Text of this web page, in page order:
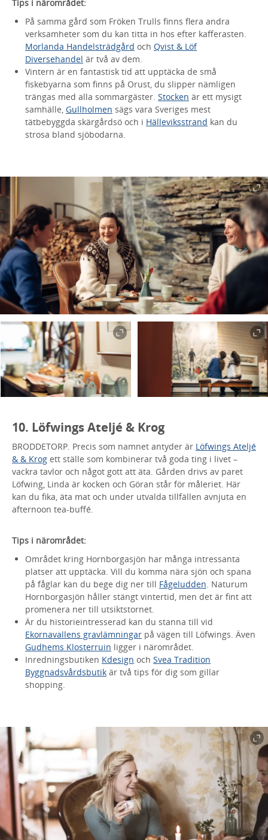
Tips i närområdet:
På samma gård som Fröken Trulls finns flera andra
verksamheter som du kan titta in hos efter kafferasten.
Morlanda Handelsträdgård och Qvist & Löf
Diversehandel är två av dem.
Vintern är en fantastisk tid att upptäcka de små
fiskebyarna som finns på Orust, du slipper nämligen
trängas med alla sommargäster. Stocken är ett mysigt
samhälle, Gullholmen sägs vara Sveriges mest
tätbebyggda skärgårdsö och i Hälleviksstrand kan du
strosa bland sjöbodarna.
10. Löfwings Ateljé & Krog
BRODDETORP. Precis som namnet antyder är Löfwings Ateljé
& & Krog ett ställe som kombinerar två goda ting i livet –
vackra tavlor och något gott att äta. Gården drivs av paret
Löfwing, Linda är kocken och Göran står för måleriet. Här
kan du fika, äta mat och under utvalda tillfällen avnjuta en
afternoon tea-buffé.
Tips i närområdet:
Området kring Hornborgasjön har många intressanta
platser att upptäcka. Vill du komma nära sjön och spana
på fåglar kan du bege dig ner till Fågeludden. Naturum
Hornborgasjön håller stängt vintertid, men det är fint att
promenera ner till utsiktstornet.
Är du historieintresserad kan du stanna till vid
Ekornavallens gravlämningar på vägen till Löfwings. Även
Gudhems Klosterruin ligger i närområdet.
Inredningsbutiken Kdesign och Svea Tradition
Byggnadsvårdsbutik är två tips för dig som gillar
shopping.